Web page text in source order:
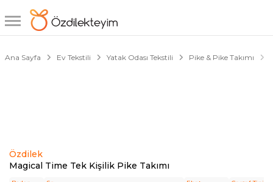
Ana Sayfa Ev Tekstili Yatak Odası Tekstili Pike & Pike Takımı
Özdilek
Magical Time Tek Kişilik Pike Takımı
1/4